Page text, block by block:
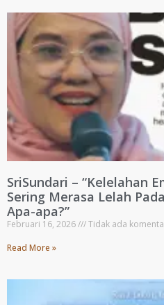
SriSundari – “Kelelahan
Sering Merasa Lelah
Apa-apa?”
Februari 16, 2026
Tidak ada
Read More »